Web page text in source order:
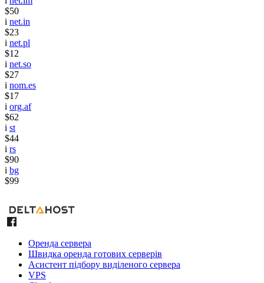
$50
i net.in
$23
i net.pl
$12
i net.so
$27
i nom.es
$17
i org.af
$62
i st
$44
i rs
$90
i bg
$99
Оренда сервера
Швидка оренда готових серверів
Асистент підбору виділеного сервера
VPS